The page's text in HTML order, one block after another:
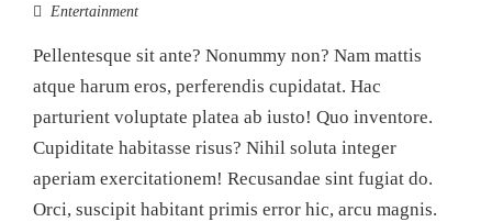
Entertainment
Pellentesque sit ante? Nonummy non? Nam mattis
atque harum eros, perferendis cupidatat. Hac
parturient voluptate platea ab iusto! Quo inventore.
Cupiditate habitasse risus? Nihil soluta integer
aperiam exercitationem! Recusandae sint fugiat do.
Orci, suscipit habitant primis error hic, arcu magnis.